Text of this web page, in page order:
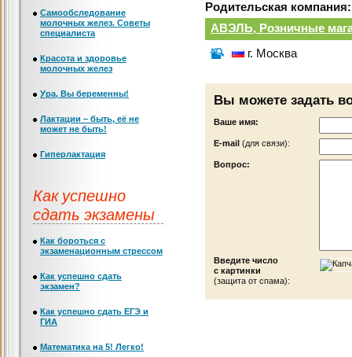
Родительская компания:
АВЭЛЬ, Розничные
г. Москва
Вы можете задать
Ваше имя:
Е-mail (для связи):
Вопрос:
Введите число
с картинки
(защита от спама):
Самообследование
молочных желез. Советы
специалиста
Красота и здоровье
молочных желез
Ура, Вы беременны!
Лактации – быть, её не
может не быть!
Гиперлактация
Как успешно
сдать экзамены
Как бороться с
экзаменационным стрессом
Как успешно сдать
экзамен?
Как успешно сдать ЕГЭ и
ГИА
Математика на 5! Легко!